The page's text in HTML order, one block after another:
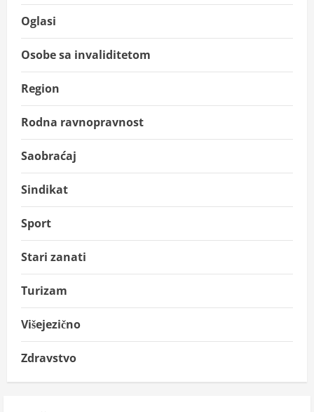
Oglasi
Osobe sa invaliditetom
Region
Rodna ravnopravnost
Saobraćaj
Sindikat
Sport
Stari zanati
Turizam
Višejezično
Zdravstvo